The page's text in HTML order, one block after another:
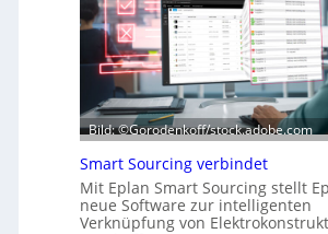
n
t
r
i
e
-
V
e
r
e
Bild: ©Gorodenkoff/stock.adobe.com
Smart Sourcing verbindet
Mit Eplan Smart Sourcing stellt
neue Software zur intelligenten
Verknüpfung von